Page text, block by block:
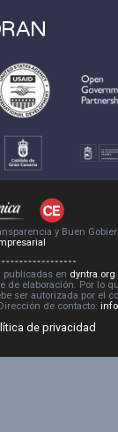
y Buen
publicadas en dyntra.org
de elaboración. Por lo
ser autorizada por el
de contacto:
de privacidad